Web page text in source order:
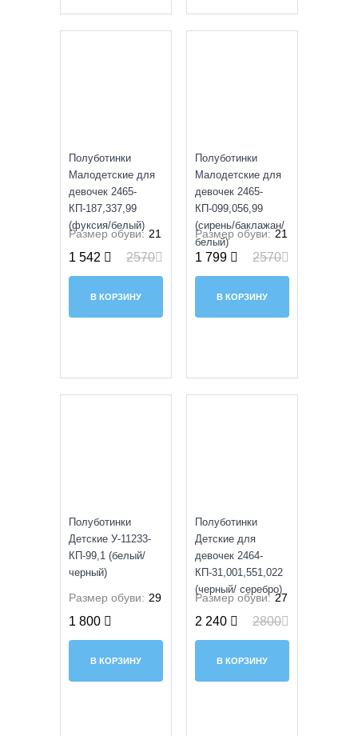
Полуботинки
Малодетские для
девочек 2465-
КП-187,337,99
(фуксия/белый)
Размер обуви: 21
1 542 2570
В КОРЗИНУ
Полуботинки
Малодетские для
девочек 2465-
КП-099,056,99
(сирень/баклажан/
белый)
Размер обуви: 21
1 799 2570
В КОРЗИНУ
Полуботинки
Детские У-11233-
КП-99,1 (белый/
черный)
Размер обуви: 29
1 800
В КОРЗИНУ
Полуботинки
Детские для
девочек 2464-
КП-31,001,551,022
(черный/ серебро)
Размер обуви: 27
2 240 2800
В КОРЗИНУ